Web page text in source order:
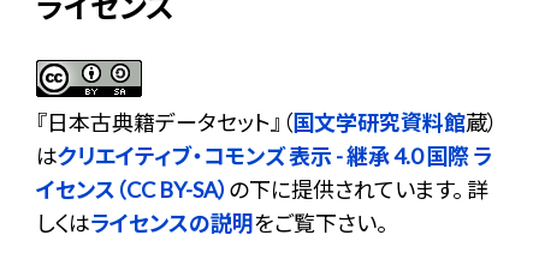
『日本古典籍データセット 』（国文学研究資料館蔵）
はクリエイティブ・コモンズ 表示 - 継承 4.0 国際 ラ
イセンス（CC BY-SA） の下に提供されています。 詳
しくはライセンスの説明をご覧下さい。